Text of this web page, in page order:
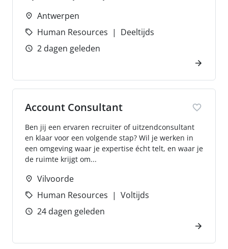
Antwerpen
Human Resources
Deeltijds
2 dagen geleden
Account Consultant
Ben jij een ervaren recruiter of uitzendconsultant
en klaar voor een volgende stap? Wil je werken in
een omgeving waar je expertise écht telt, en waar je
de ruimte krijgt om...
Vilvoorde
Human Resources
Voltijds
24 dagen geleden